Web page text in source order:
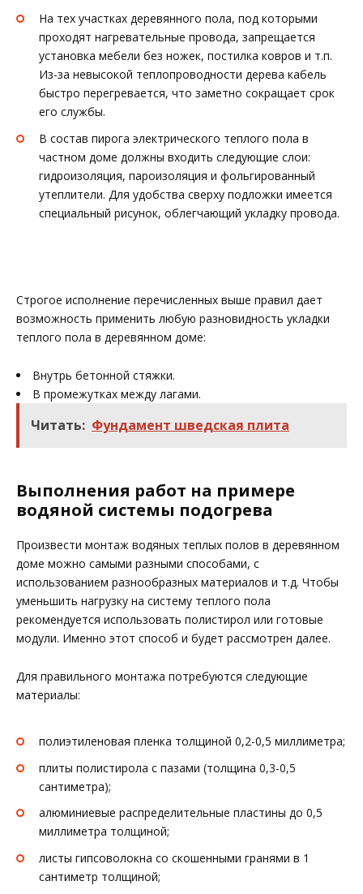
На тех участках деревянного пола, под которыми
проходят нагревательные провода, запрещается
установка мебели без ножек, постилка ковров и т.п.
Из-за невысокой теплопроводности дерева кабель
быстро перегревается, что заметно сокращает срок
его службы.
В состав пирога электрического теплого пола в
частном доме должны входить следующие слои:
гидроизоляция, пароизоляция и фольгированный
утеплители. Для удобства сверху подложки имеется
специальный рисунок, облегчающий укладку провода.
Строгое исполнение перечисленных выше правил дает
возможность применить любую разновидность укладки
теплого пола в деревянном доме:
Внутрь бетонной стяжки.
В промежутках между лагами.
Читать: Фундамент шведская плита
Выполнения работ на примере
водяной системы подогрева
Произвести монтаж водяных теплых полов в деревянном
доме можно самыми разными способами, с
использованием разнообразных материалов и т.д. Чтобы
уменьшить нагрузку на систему теплого пола
рекомендуется использовать полистирол или готовые
модули. Именно этот способ и будет рассмотрен далее.
Для правильного монтажа потребуются следующие
материалы:
полиэтиленовая пленка толщиной 0,2-0,5 миллиметра;
плиты полистирола с пазами (толщина 0,3-0,5
сантиметра);
алюминиевые распределительные пластины до 0,5
миллиметра толщиной;
листы гипсоволокна со скошенными гранями в 1
сантиметр толщиной;